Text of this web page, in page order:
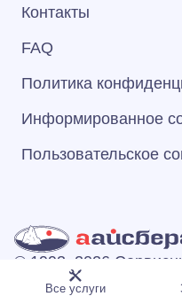
Контакты
FAQ
Политика
Информированное
Пользовательское
© 1993–2026
ООО "МАСТЕР-
127572, Город
Все услуги